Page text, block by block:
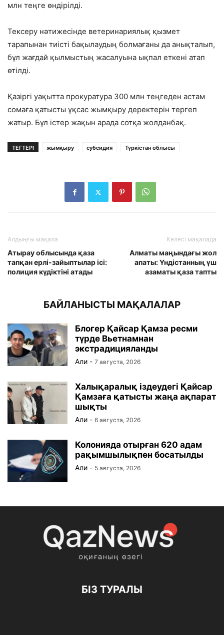
млн теңге өндірілді.
Тексеру нәтижесінде ветеринариялық қызмет
тарапынан тиісті бақылаудың болмағаны да анықталып,
бұл жағдай қылмыстың жасалуына ықпал еткені атап
өтілді.
Қазіргі уақытта прокуратура 300 млн теңгеден астам
сомаға қатысты ұқсас жымқыру деректерін тергеп
жатыр. Бұл істер жақын арада сотқа жолданбақ.
ТЕГТЕРІ жымқыру субсидия Түркістан облысы
Алдыңғы мақала
Атырау облысында қаза
тапқан ерлі-зайыптылар ісі:
полиция күдіктіні атады
Келесі мақалада
Алматы маңындағы жол
апаты: Үндістанның үш
азаматы қаза тапты
БАЙЛАНЫСТЫ МАҚАЛАЛАР
Блогер Қайсар Қамза ресми
түрде Вьетнамнан
экстрадицияланды
Али - 7 августа, 2026
Халықаралық іздеудегі Қайсар
Қамзаға қатысты жаңа ақпарат
шықты
Али - 6 августа, 2026
Колонияда отырған 620 адам
рақымшылықпен босатылды
Али - 5 августа, 2026
БІЗ ТУРАЛЫ